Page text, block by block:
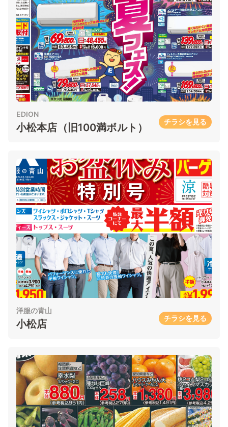
EDION
小松本店（旧100満ボルト） チラシを見る
洋服の青山
小松店 チラシを見る